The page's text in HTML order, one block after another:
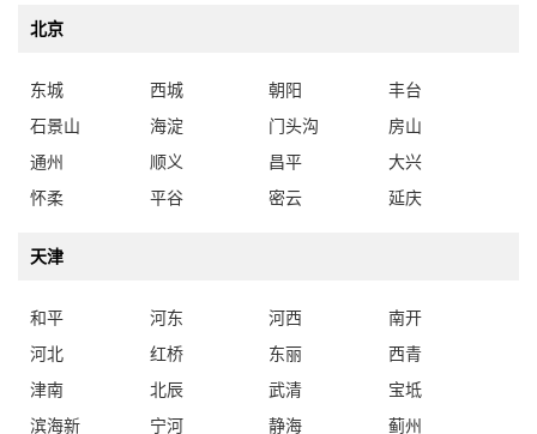
北京
东城 西城 朝阳
丰台
石景山
海淀 门头沟
房山
通州
顺义 昌平
大兴
怀柔
平谷 密云 延庆
天津
和平 河东 河西
南开
河北
红桥 东丽
西青
津南
北辰 武清
宝坻
滨海新
宁河 静海 蓟州